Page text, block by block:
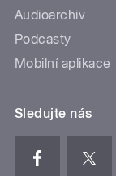
Audioarchiv
Podcasty
Mobilní aplikace
Sledujte nás